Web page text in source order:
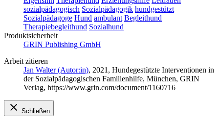
sozialpädagogisch Sozialpädagogik hundgestützt
Sozialpädagoge Hund ambulant Begleithund
Therapiebegleithund Sozialhund
Produktsicherheit
GRIN Publishing GmbH
Arbeit zitieren
Jan Walter (Autor:in), 2021, Hundegestützte Interventionen in
der Sozialpädagogischen Familienhilfe, München, GRIN
Verlag, https://www.grin.com/document/1160716
Schließen